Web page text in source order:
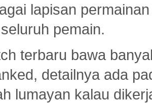
lapisan
pemain.
terbaru bawa
detailnya ada
lumayan kalau